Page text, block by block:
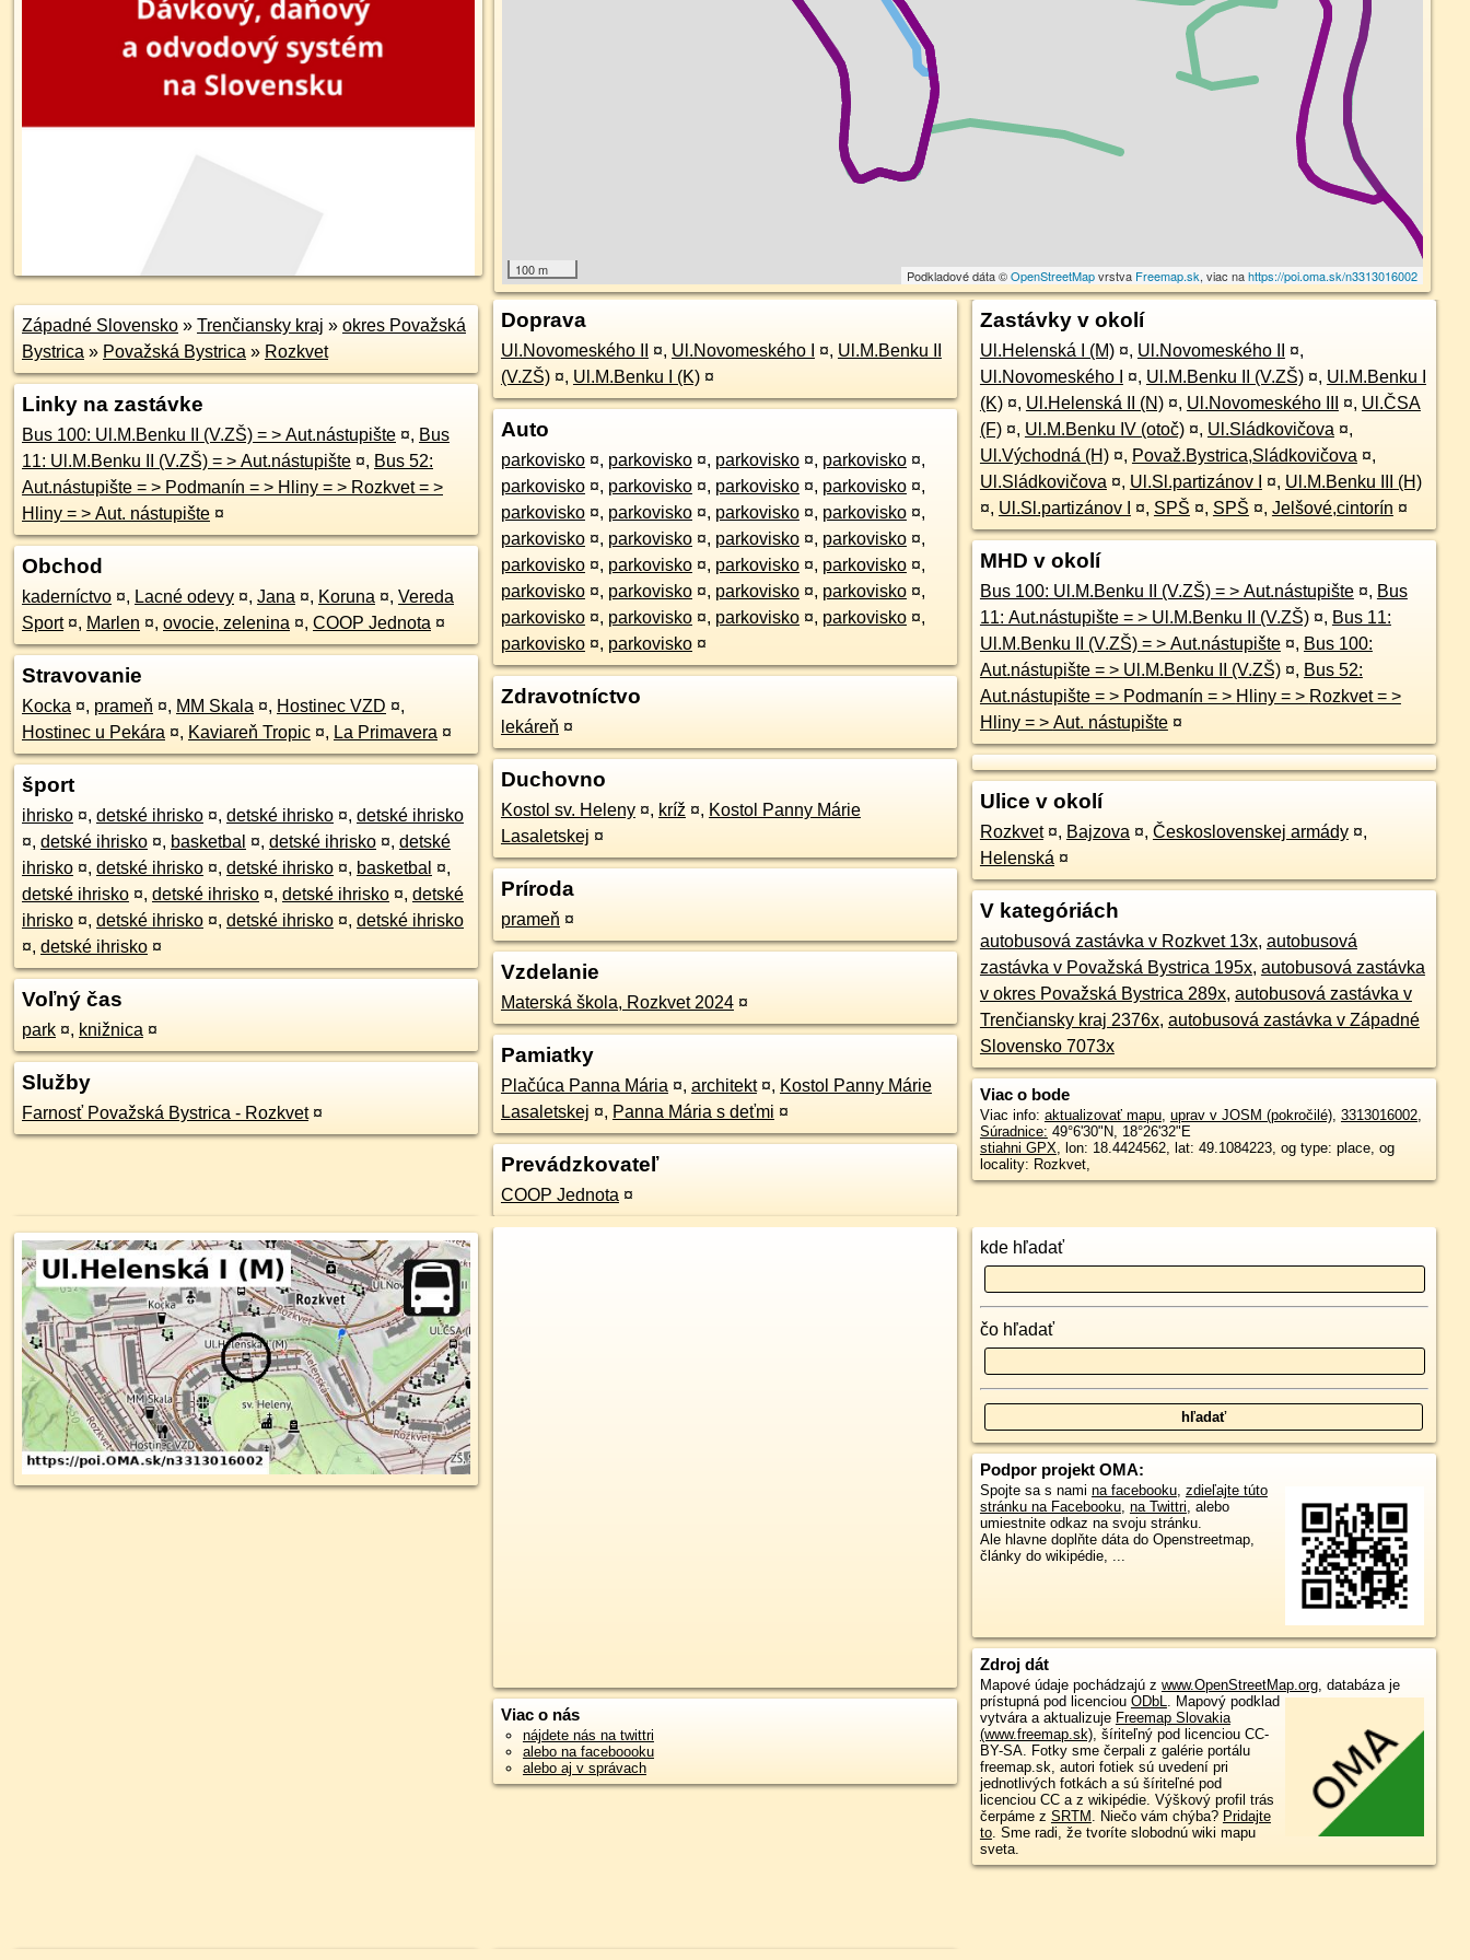
100 m Podkladové dáta ©OpenStreetMapvrstva Freemap.sk, viac nahttps://poi.oma.sk/n3313016002
Západné Slovensko » Trenčiansky kraj » okres Považská
Bystrica » Považská Bystrica » Rozkvet
Linky na zastávke
Bus 100: Ul.M.Benku II (V.ZŠ) = > Aut.nástupište ¤, Bus
11: Ul.M.Benku II (V.ZŠ) = > Aut.nástupište ¤, Bus 52:
Aut.nástupište = > Podmanín = > Hliny = > Rozkvet = >
Hliny = > Aut. nástupište ¤
Obchod
kaderníctvo ¤, Lacné odevy ¤, Jana ¤, Koruna ¤, Vereda
Sport ¤, Marlen ¤, ovocie, zelenina ¤, COOP Jednota ¤
Stravovanie
Kocka ¤, prameň ¤, MM Skala ¤, Hostinec VZD ¤,
Hostinec u Pekára ¤, Kaviareň Tropic ¤, La Primavera ¤
šport
ihrisko ¤, detské ihrisko ¤, detské ihrisko ¤, detské ihrisko
¤, detské ihrisko ¤, basketbal ¤, detské ihrisko ¤, detské
ihrisko ¤, detské ihrisko ¤, detské ihrisko ¤, basketbal ¤,
detské ihrisko ¤, detské ihrisko ¤, detské ihrisko ¤, detské
ihrisko ¤, detské ihrisko ¤, detské ihrisko ¤, detské ihrisko
¤, detské ihrisko ¤
Voľný čas
park ¤, knižnica ¤
Služby
Farnosť Považská Bystrica - Rozkvet ¤
Doprava
Ul.Novomeského II ¤, Ul.Novomeského I ¤, Ul.M.Benku II
(V.ZŠ) ¤, Ul.M.Benku I (K) ¤
Auto
parkovisko ¤, parkovisko ¤, parkovisko ¤, parkovisko ¤,
parkovisko ¤, parkovisko ¤, parkovisko ¤, parkovisko ¤,
parkovisko ¤, parkovisko ¤, parkovisko ¤, parkovisko ¤,
parkovisko ¤, parkovisko ¤, parkovisko ¤, parkovisko ¤,
parkovisko ¤, parkovisko ¤, parkovisko ¤, parkovisko ¤,
parkovisko ¤, parkovisko ¤, parkovisko ¤, parkovisko ¤,
parkovisko ¤, parkovisko ¤, parkovisko ¤, parkovisko ¤,
parkovisko ¤, parkovisko ¤
Zdravotníctvo
lekáreň ¤
Duchovno
Kostol sv. Heleny ¤, kríž ¤, Kostol Panny Márie
Lasaletskej ¤
Príroda
prameň ¤
Vzdelanie
Materská škola, Rozkvet 2024 ¤
Pamiatky
Plačúca Panna Mária ¤, architekt ¤, Kostol Panny Márie
Lasaletskej ¤, Panna Mária s deťmi ¤
Prevádzkovateľ
COOP Jednota ¤
Zastávky v okolí
Ul.Helenská I (M) ¤, Ul.Novomeského II ¤,
Ul.Novomeského I
¤, Ul.M.Benku II (V.ZŠ) ¤, Ul.M.Benku I
(K) ¤, Ul.Helenská II (N) ¤, Ul.Novomeského III ¤, Ul.ČSA
(F) ¤, Ul.M.Benku IV (otoč) ¤, Ul.Sládkovičova ¤,
Ul.Východná (H) ¤, Považ.Bystrica,Sládkovičova ¤,
Ul.Sládkovičova ¤, Ul.Sl.partizánov I ¤, Ul.M.Benku III (H)
¤, Ul.Sl.partizánov I ¤, SPŠ ¤, SPŠ ¤, Jelšové,cintorín ¤
MHD v okolí
Bus 100: Ul.M.Benku II (V.ZŠ) = > Aut.nástupište ¤, Bus
11: Aut.nástupište = > Ul.M.Benku II (V.ZŠ) ¤, Bus 11:
Ul.M.Benku II (V.ZŠ) = > Aut.nástupište ¤, Bus 100:
Aut.nástupište = > Ul.M.Benku II (V.ZŠ) ¤, Bus 52:
Aut.nástupište = > Podmanín = > Hliny = > Rozkvet = >
Hliny = > Aut. nástupište ¤
Ulice v okolí
Rozkvet ¤, Bajzova ¤, Československej armády ¤,
Helenská ¤
V kategóriách
autobusová zastávka v Rozkvet 13x, autobusová
zastávka v Považská Bystrica 195x, autobusová zastávka
v okres Považská Bystrica 289x, autobusová zastávka v
Trenčiansky kraj 2376x, autobusová zastávka v Západné
Slovensko 7073x
Viac o bode
Viac info: aktualizovať mapu, uprav v JOSM (pokročilé), 3313016002,
Súradnice: 49°6'30"N, 18°26'32"E
stiahni GPX, lon: 18.4424562, lat: 49.1084223, og type: place, og
locality: Rozkvet,
Viac o nás
nájdete nás na twittri
alebo na faceboooku
alebo aj v správach
kde hľadať
čo hľadať
Podpor projekt OMA:
Spojte sa s nami na facebooku, zdieľajte túto
stránku na Facebooku, na Twittri, alebo
umiestnite odkaz na svoju stránku.
Ale hlavne doplňte dáta do Openstreetmap,
články do wikipédie, ...
Zdroj dát
Mapové údaje pochádzajú z www.OpenStreetMap.org, databáza je
prístupná pod licenciou ODbL. Mapový podklad
vytvára a aktualizuje Freemap Slovakia
(www.freemap.sk), šíriteľný pod licenciou CC-
BY-SA. Fotky sme čerpali z galérie portálu
freemap.sk, autori fotiek sú uvedení pri
jednotlivých fotkách a sú šíriteľné pod
licenciou CC a z wikipédie. Výškový profil trás
čerpáme z SRTM . Niečo vám chýba? Pridajte
to. Sme radi, že tvoríte slobodnú wiki mapu
sveta.